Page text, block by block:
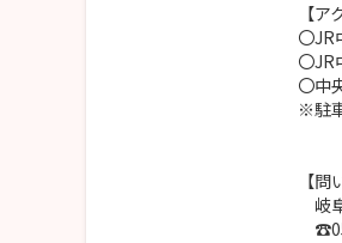
【ア
〇JR
〇JR
〇中
※駐
【
岐